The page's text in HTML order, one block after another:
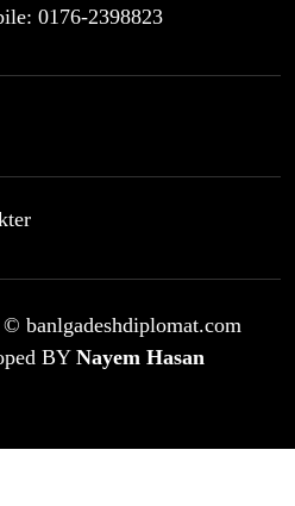
0176-2398823
banlgadeshdiplomat.com
BY Nayem Hasan